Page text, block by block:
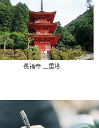
長福寺 三重塔